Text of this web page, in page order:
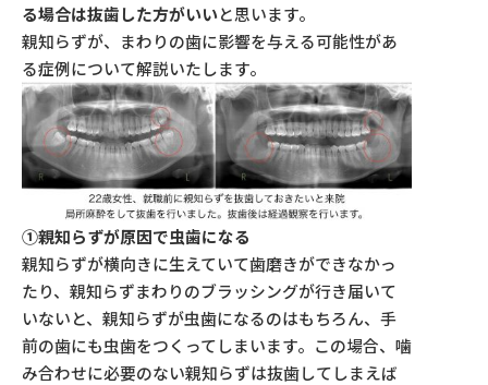
る場合は抜歯した方がいいと思います。
親知らずが、まわりの歯に影響を与える可能性があ
る症例について解説いたします。
①親知らずが原因で虫歯になる
親知らずが横向きに生えていて歯磨きができなかっ
たり、親知らずまわりのブラッシングが行き届いて
いないと、親知らずが虫歯になるのはもちろん、手
前の歯にも虫歯をつくってしまいます。この場合、噛
み合わせに必要のない親知らずは抜歯してしまえば